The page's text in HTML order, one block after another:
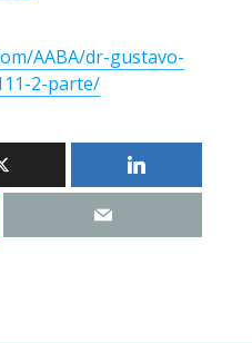
AABA/dr-gustavo-
2-parte/